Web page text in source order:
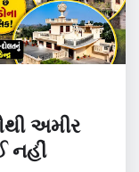
અમીર
નહીં